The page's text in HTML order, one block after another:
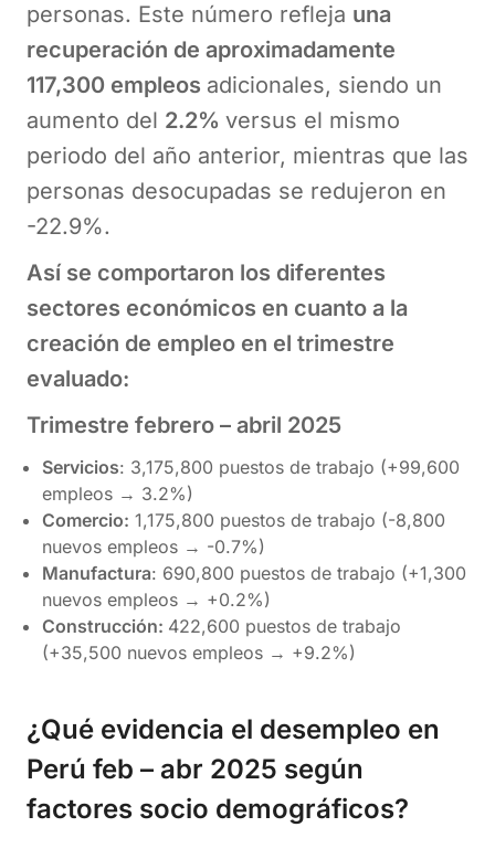
personas. Este número refleja una
recuperación de aproximadamente
117,300 empleos adicionales, siendo un
aumento del 2.2% versus el mismo
periodo del año anterior, mientras que las
personas desocupadas se redujeron en
-22.9%.
Así se comportaron los diferentes
sectores económicos en cuanto a la
creación de empleo en el trimestre
evaluado:
Trimestre febrero – abril 2025
Servicios: 3,175,800 puestos de trabajo (+99,600
empleos → 3.2%)
Comercio: 1,175,800 puestos de trabajo (-8,800
nuevos empleos → -0.7%)
Manufactura: 690,800 puestos de trabajo (+1,300
nuevos empleos → +0.2%)
Construcción: 422,600 puestos de trabajo
(+35,500 nuevos empleos → +9.2%)
¿Qué evidencia el desempleo en
Perú feb – abr 2025 según
factores socio demográficos?